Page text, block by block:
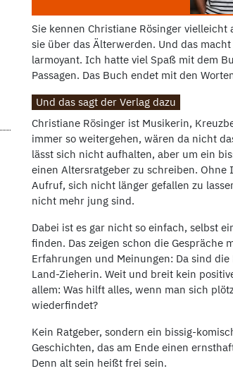
Sie kennen Christiane Rösinger
sie über das Älterwerden. Und das
larmoyant. Ich hatte viel Spaß mit dem
Passagen. Das Buch endet mit den
Und das sagt der Verlag dazu
Christiane Rösinger ist Musikerin,
immer so weitergehen, wären da nicht
lässt sich nicht aufhalten, aber um ein
einen Altersratgeber zu schreiben.
Aufruf, sich nicht länger gefallen zu
nicht mehr jung sind.
Dabei ist es gar nicht so einfach, selbst
finden. Das zeigen schon die
Erfahrungen und Meinungen: Da sind
Land-Zieherin. Weit und breit kein
allem: Was hilft alles, wenn man sich
wiederfindet?
Kein Ratgeber, sondern ein bissig-
Geschichten, das am Ende einen
Denn alt sein heißt frei sein.